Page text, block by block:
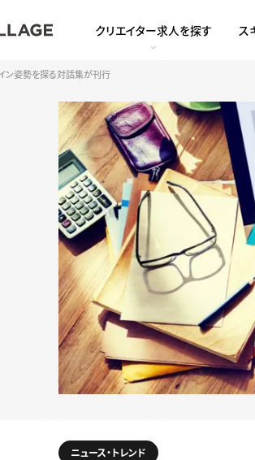
クリエイター求人を探す ス
ン姿勢を探る対話集が刊行
ニュース・トレンド